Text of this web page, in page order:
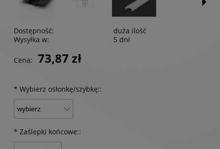
Dostępność:
duża ilość
Wysyłka w:
5 dni
Cena: 73,87 zł
* Wybierz osłonkę/szybkę::
* Zaślepki końcowe::